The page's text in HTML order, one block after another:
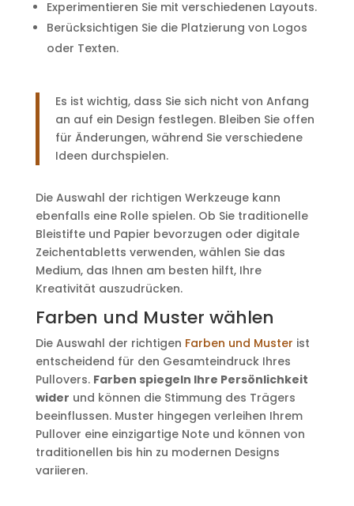
Experimentieren Sie mit verschiedenen Layouts.
Berücksichtigen Sie die Platzierung von Logos
oder Texten.
Es ist wichtig, dass Sie sich nicht von Anfang
an auf ein Design festlegen. Bleiben Sie offen
für Änderungen, während Sie verschiedene
Ideen durchspielen.
Die Auswahl der richtigen Werkzeuge kann
ebenfalls eine Rolle spielen. Ob Sie traditionelle
Bleistifte und Papier bevorzugen oder digitale
Zeichentabletts verwenden, wählen Sie das
Medium, das Ihnen am besten hilft, Ihre
Kreativität auszudrücken.
Farben und Muster wählen
Die Auswahl der richtigen Farben und Muster ist
entscheidend für den Gesamteindruck Ihres
Pullovers. Farben spiegeln Ihre Persönlichkeit
wider und können die Stimmung des Trägers
beeinflussen. Muster hingegen verleihen Ihrem
Pullover eine einzigartige Note und können von
traditionellen bis hin zu modernen Designs
variieren.